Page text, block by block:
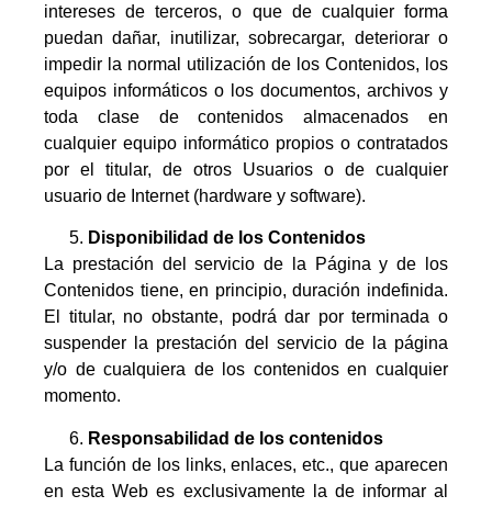
intereses de terceros, o que de cualquier forma
puedan dañar, inutilizar, sobrecargar, deteriorar o
impedir la normal utilización de los Contenidos, los
equipos informáticos o los documentos, archivos y
toda clase de contenidos almacenados en
cualquier equipo informático propios o contratados
por el titular, de otros Usuarios o de cualquier
usuario de Internet (hardware y software).
Disponibilidad de los Contenidos
La prestación del servicio de la Página y de los
Contenidos tiene, en principio, duración indefinida.
El titular, no obstante, podrá dar por terminada o
suspender la prestación del servicio de la página
y/o de cualquiera de los contenidos en cualquier
momento.
Responsabilidad de los contenidos
La función de los links, enlaces, etc., que aparecen
en esta Web es exclusivamente la de informar al